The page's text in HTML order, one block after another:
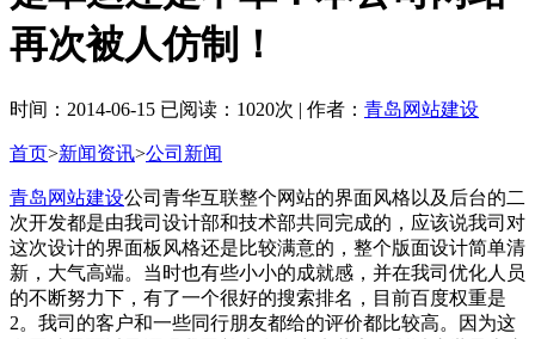
再次被人仿制！
时间：2014-06-15 已阅读：1020次 | 作者： 青岛网站建设
首页>新闻资讯>公司新闻
青岛网站建设公司青华互联整个网站的界面风格以及后台的二
次开发都是由我司设计部和技术部共同完成的，应该说我司对
这次设计的界面板风格还是比较满意的，整个版面设计简单清
新，大气高端。当时也有些小小的成就感，并在我司优化人员
的不断努力下，有了一个很好的搜索排名，目前百度权重是
2。我司的客户和一些同行朋友都给的评价都比较高。因为这